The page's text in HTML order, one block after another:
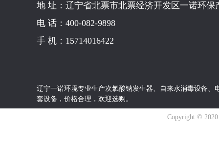
地 址：辽宁省北票市北票经济开发区一诺环保
电 话：400-082-9898
手 机：15714016422
辽宁一诺环境专业生产次氯酸钠发生器、 自来水消毒设备、
套设备，价格合理，欢迎选购。
Copyright ©